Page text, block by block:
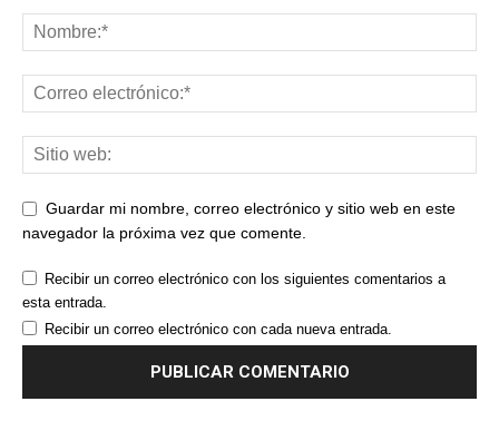
Guardar mi nombre, correo electrónico y sitio web en este
navegador la próxima vez que comente.
Recibir un correo electrónico con los siguientes comentarios a
esta entrada.
Recibir un correo electrónico con cada nueva entrada.